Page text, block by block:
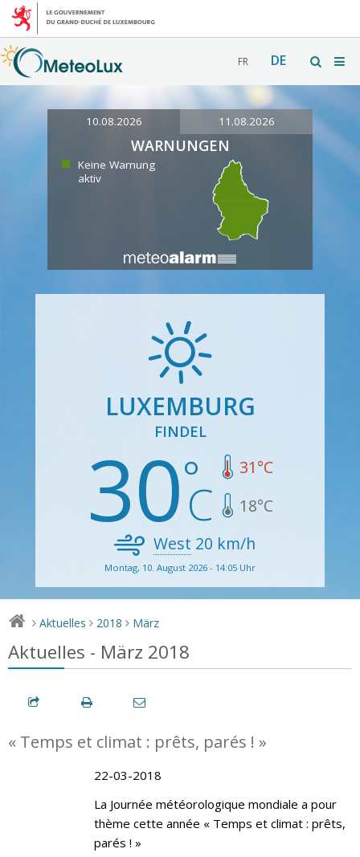
FR DE
10.08.2026 11.08.2026
WARNUNGEN
Keine Warnung
aktiv
LUXEMBURG
FINDEL
30 31°C
18°C
West 20 km/h
Montag, 10. August 2026 - 14:05 Uhr
> Aktuelles > 2018 > März
Aktuelles - März 2018
« Temps et climat : prêts, parés ! »
22-03-2018
La Journée météorologique mondiale a pour
thème cette année « Temps et climat : prêts,
parés ! »